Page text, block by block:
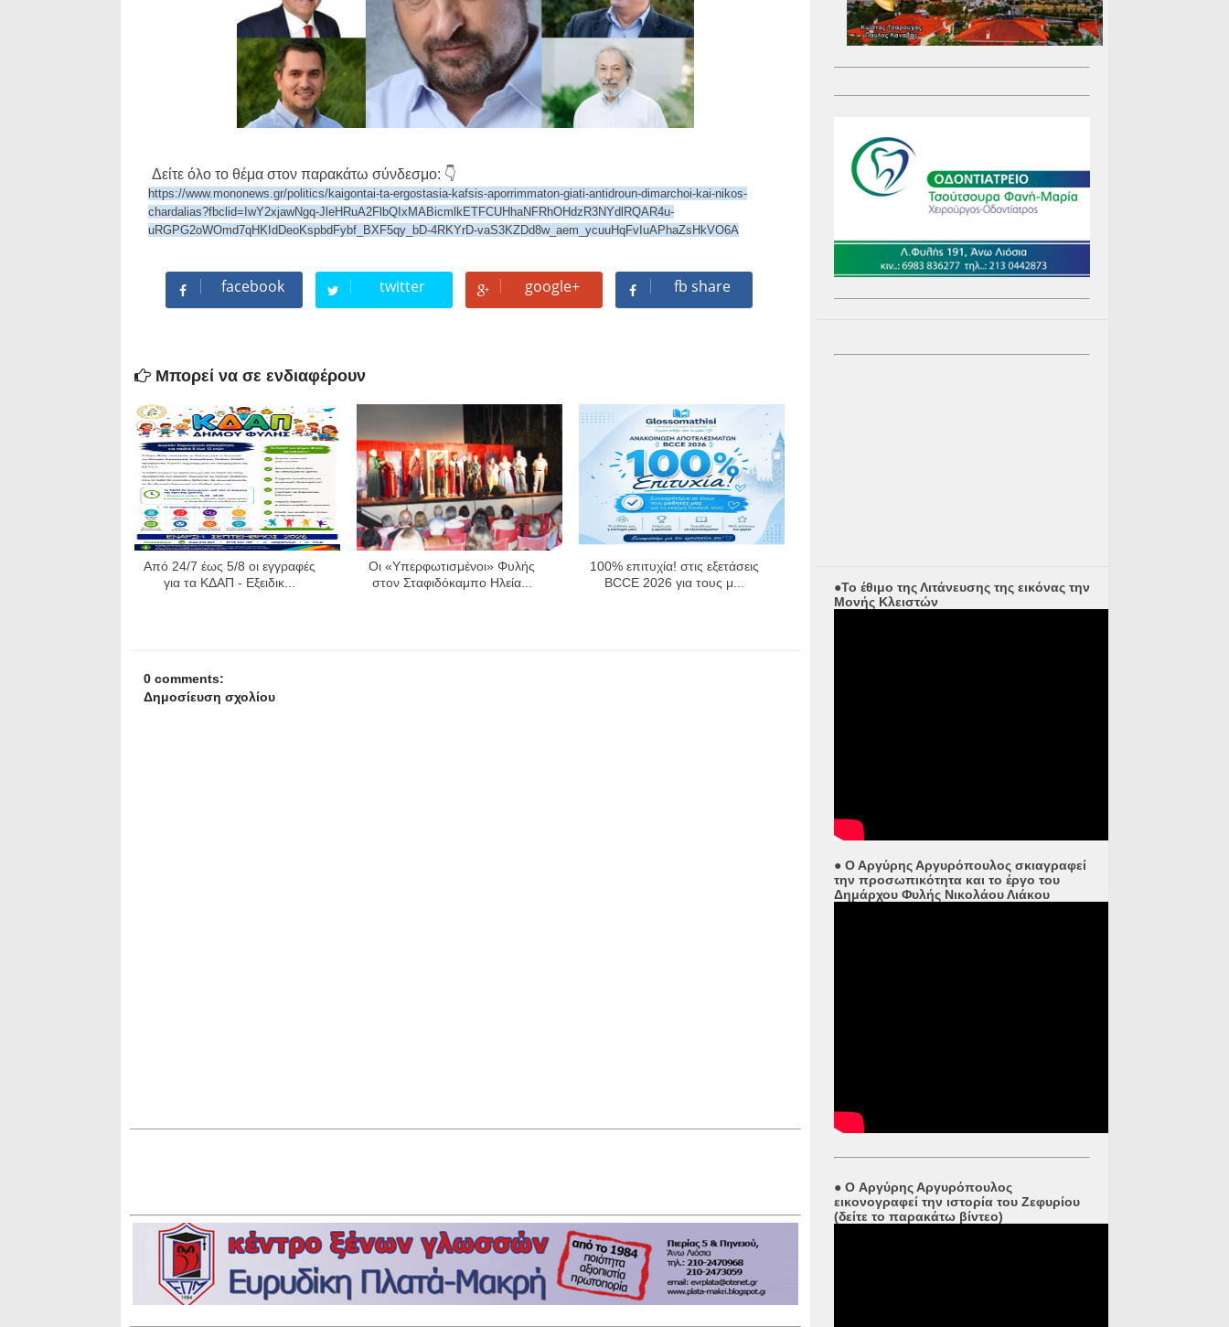
Δείτε όλο το θέμα στον παρακάτω σύνδεσμο: 👇
https://www.mononews.gr/politics/kaigontai-ta-ergostasia-kafsis-aporrimmaton-giati-antidroun-dimarchoi-kai-nikos-
chardalias?fbclid=IwY2xjawNgq-JleHRuA2FlbQIxMABicmlkETFCUHhaNFRhOHdzR3NYdlRQAR4u-
uRGPG2oWOmd7qHKIdDeoKspbdFybf_BXF5qy_bD-4RKYrD-vaS3KZDd8w_aem_ycuuHqFvIuAPhaZsHkVO6A
facebook twitter google+ fb share
Μπορεί να σε ενδιαφέρουν
Από 24/7 έως 5/8 οι εγγραφές
για τα ΚΔΑΠ - Εξειδικ...
Οι «Υπερφωτισμένοι» Φυλής
στον Σταφιδόκαμπο Ηλεία...
100% επιτυχία! στις εξετάσεις
BCCE 2026 για τους μ...
0 comments:
Δημοσίευση σχολίου
●Το έθιμο της Λιτάνευσης της εικόνας την
Μονής Κλειστών
● Ο Αργύρης Αργυρόπουλος σκιαγραφεί
την προσωπικότητα και το έργο του
Δημάρχου Φυλής Νικολάου Λιάκου
● O Αργύρης Αργυρόπουλος
εικονογραφεί την ιστορία του Ζεφυρίου
(δείτε το παρακάτω βίντεο)